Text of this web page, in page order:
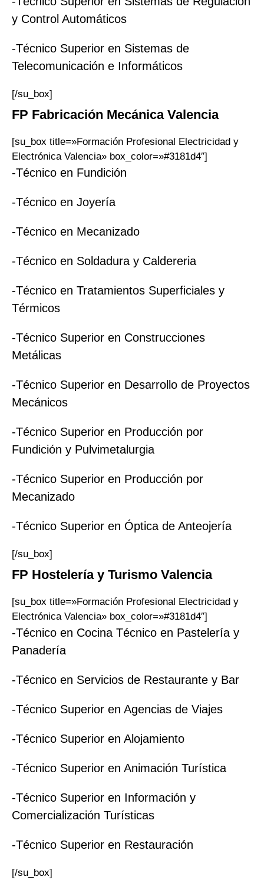
y Control Automáticos
-Técnico Superior en Sistemas de
Telecomunicación e Informáticos
[/su_box]
FP Fabricación Mecánica Valencia
[su_box title=»Formación Profesional Electricidad y
Electrónica Valencia» box_color=»#3181d4″]
-Técnico en Fundición
-Técnico en Joyería
-Técnico en Mecanizado
-Técnico en Soldadura y Caldereria
-Técnico en Tratamientos Superficiales y
Térmicos
-Técnico Superior en Construcciones
Metálicas
-Técnico Superior en Desarrollo de Proyectos
Mecánicos
-Técnico Superior en Producción por
Fundición y Pulvimetalurgia
-Técnico Superior en Producción por
Mecanizado
-Técnico Superior en Óptica de Anteojería
[/su_box]
FP Hostelería y Turismo Valencia
[su_box title=»Formación Profesional Electricidad y
Electrónica Valencia» box_color=»#3181d4″]
-Técnico en Cocina Técnico en Pastelería y
Panadería
-Técnico en Servicios de Restaurante y Bar
-Técnico Superior en Agencias de Viajes
-Técnico Superior en Alojamiento
-Técnico Superior en Animación Turística
-Técnico Superior en Información y
Comercialización Turísticas
-Técnico Superior en Restauración
[/su_box]